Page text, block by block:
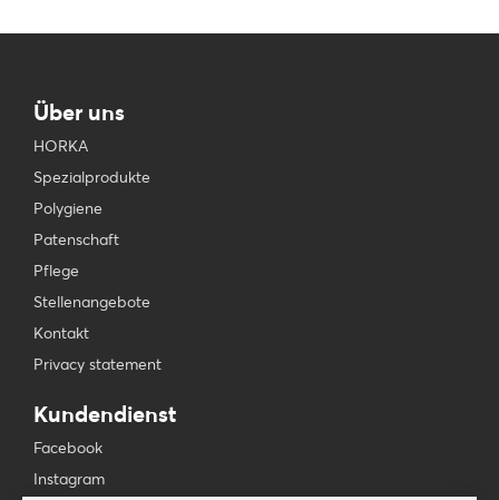
Über uns
HORKA
Spezialprodukte
Polygiene
Patenschaft
Pflege
Stellenangebote
Kontakt
Privacy statement
Kundendienst
Facebook
Instagram